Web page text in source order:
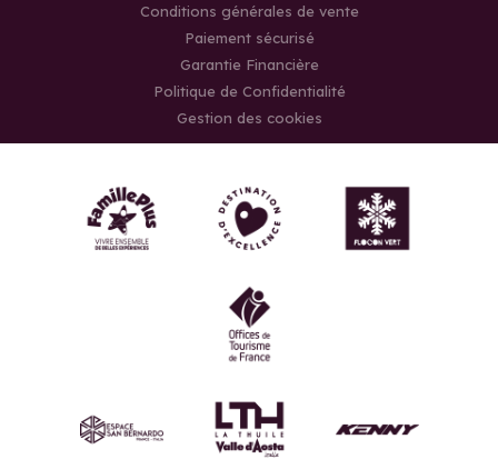
Conditions générales de vente
Paiement sécurisé
Garantie Financière
Politique de Confidentialité
Gestion des cookies